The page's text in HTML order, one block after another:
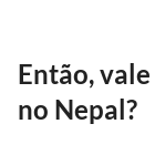
Então,
no Nepal?